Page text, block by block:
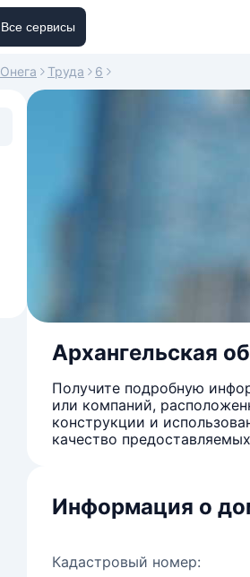
Все сервисы
Онега Труда 6
Архангельская
Получите подробную
или компаний,
конструкции и
качество
Информация о
Кадастровый номер: